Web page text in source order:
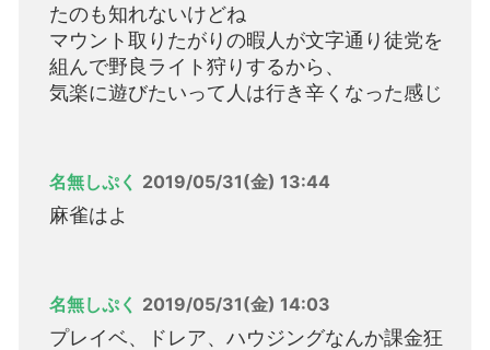
たのも知れないけどね
マウント取りたがりの暇人が文字通り徒党を
組んで野良ライト狩りするから、
気楽に遊びたいって人は行き辛くなった感じ
名無しぷく 2019/05/31(金) 13:44
麻雀はよ
名無しぷく 2019/05/31(金) 14:03
プレイベ、ドレア、ハウジングなんか課金狂